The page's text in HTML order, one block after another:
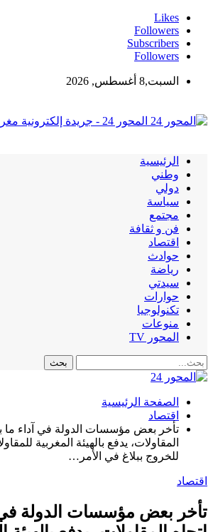
Likes
Followers
Subscribers
Followers
السبت,8 أغسطس, 2026
المحور 24 - جريدة إلكترونية مغربية مستقلة
الرئيسية
وطني
دولي
سياسة
مجتمع
فن و ثقافة
اقتصاد
حوادث
رياضة
سيدتي
حوارات
تكنولوجيا
منوعات
المحور TV
الصفحة الرئيسية
اقتصاد
تأخر بعض مؤسسات الدولة في آداء ما
المقاولات، يدفع بالهيئة المغربية
للخروج ببلاغ في الأمر…
اقتصاد
تأخر بعض مؤسسات الدولة في